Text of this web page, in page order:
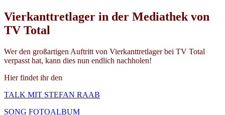
Vierkanttretlager in der Mediathek von
TV Total
Wer den großartigen Auftritt von Vierkanttretlager bei TV Total
verpasst hat, kann dies nun endlich nachholen!
Hier findet ihr den
TALK MIT STEFAN RAAB
SONG FOTOALBUM